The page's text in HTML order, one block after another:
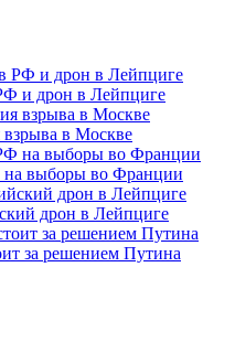
и дрон в Лейпциге
взрыва в Москве
на выборы во Франции
дрон в Лейпциге
за решением Путина